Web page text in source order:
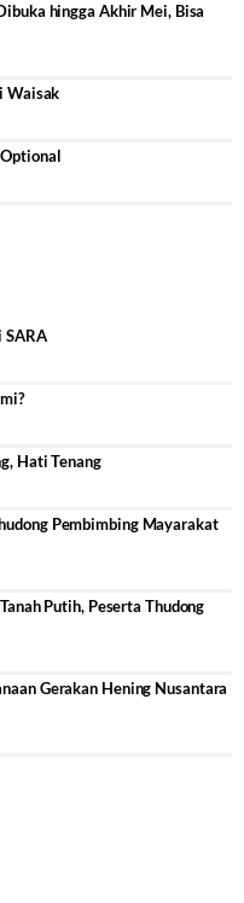
hingga Akhir Mei, Bisa
Waisak
SARA
Hati Tenang
Pembimbing Mayarakat
Putih, Peserta Thudong
Gerakan Hening Nusantara